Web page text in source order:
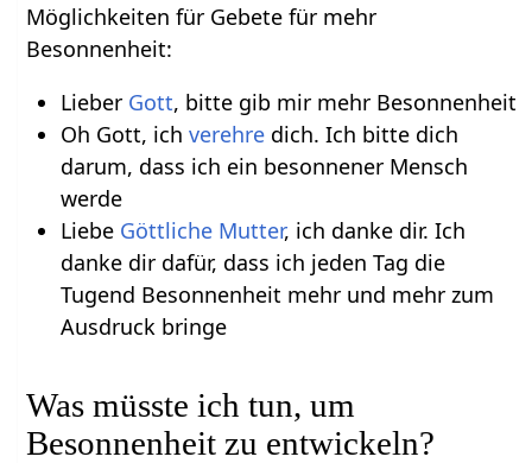
Möglichkeiten für Gebete für mehr
Besonnenheit:
Lieber Gott, bitte gib mir mehr Besonnenheit
Oh Gott, ich verehredich. Ich bitte dich
darum, dass ich ein besonnener Mensch
werde
Liebe Göttliche Mutter, ich danke dir. Ich
danke dir dafür, dass ich jeden Tag die
Tugend Besonnenheit mehr und mehr zum
Ausdruck bringe
Was müsste ich tun, um
Besonnenheit zu entwickeln?